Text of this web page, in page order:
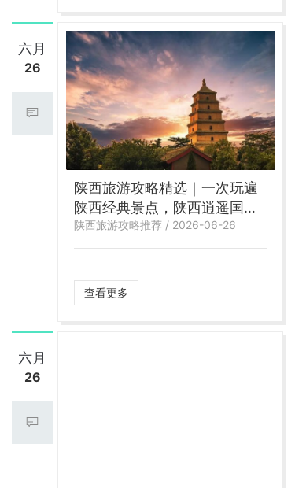
六月
26
陕西旅游攻略精选｜一次玩遍
陕西经典景点，陕西逍遥国际
旅行社伴您畅游三秦
陕西旅游攻略推荐 / 2026-06-26
查看更多
六月
26